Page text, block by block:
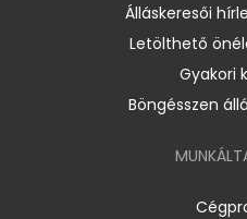
Álláskeresői
Letölthető
Gyakori
Böngésszen